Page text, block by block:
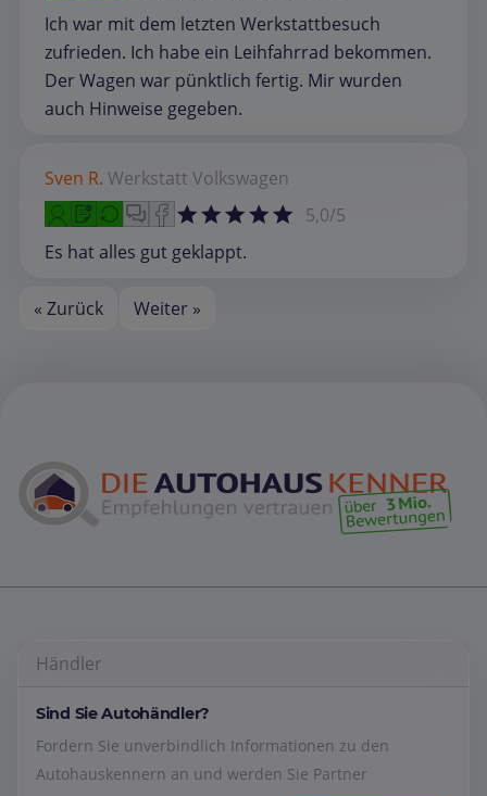
Ich war mit dem letzten Werkstattbesuch
zufrieden. Ich habe ein Leihfahrrad bekommen.
Der Wagen war pünktlich fertig. Mir wurden
auch Hinweise gegeben.
Sven R. Werkstatt Volkswagen
5,0/5
Es hat alles gut geklappt.
« Zurück Weiter »
Händler
Sind Sie Autohändler?
Fordern Sie unverbindlich Informationen zu den
Autohauskennern an und werden Sie Partner